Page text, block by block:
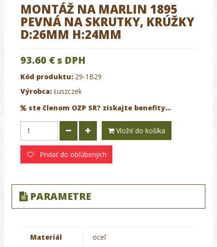
MONTÁŽ NA MARLIN 1895
PEVNÁ NA SKRUTKY, KRÚŽKY
D:26MM H:24MM
93.60 € s DPH
Kód produktu: 29-1B29
Výrobca: Łuszczek
ste členom OZP SR? získajte benefity...
Vložiť do košíka
Pridať do obľúbených
PARAMETRE
Materiál oceľ